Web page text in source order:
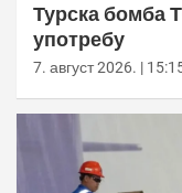
Турска бомба
употребу
7. август 2026. |